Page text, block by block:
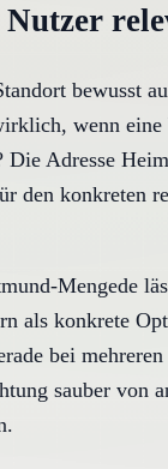
bewusst
wenn eine
Adresse
den konkreten
Mengede
als konkrete
bei
sauber von